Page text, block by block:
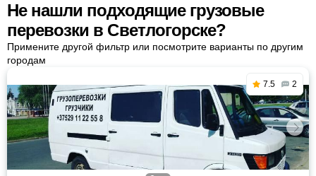
Не нашли подходящие грузовые
перевозки в Светлогорске?
Примените другой фильтр или посмотрите варианты по другим
городам
7.5 2